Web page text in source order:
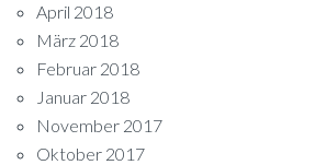
April 2018
März 2018
Februar 2018
Januar 2018
November 2017
Oktober 2017